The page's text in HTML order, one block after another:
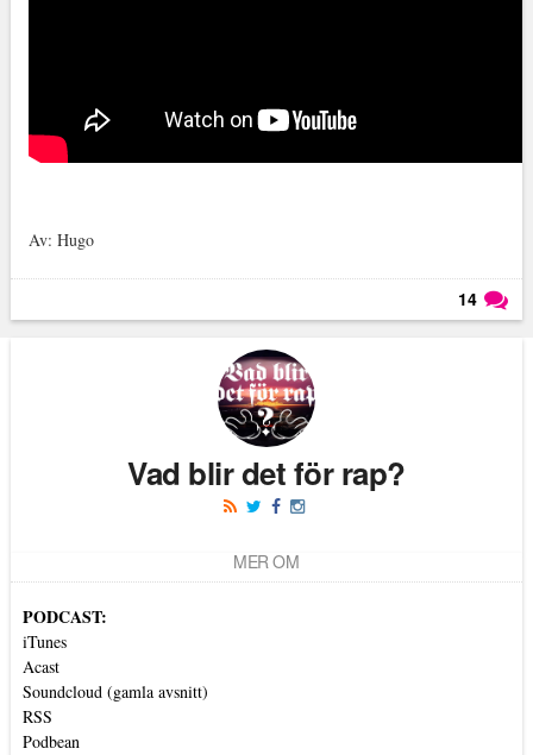
Av: Hugo
14
Vad blir det för rap?
MER OM
PODCAST:
iTunes
Acast
Soundcloud (gamla avsnitt)
RSS
Podbean